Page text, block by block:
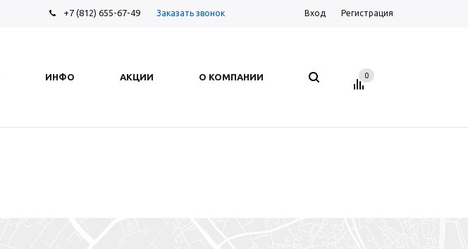
+7 (812) 655-67-49 Заказать звонок Вход Регистрация
ИНФО АКЦИИ О КОМПАНИИ 0